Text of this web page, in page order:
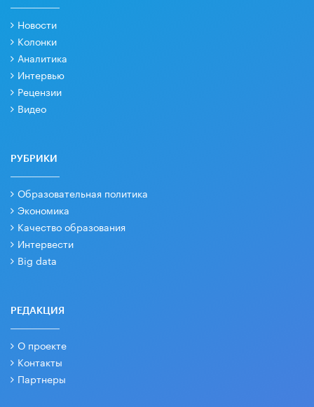
Новости
Колонки
Аналитика
Интервью
Рецензии
Видео
РУБРИКИ
Образовательная политика
Экономика
Качество образования
Интервести
Big data
РЕДАКЦИЯ
О проекте
Контакты
Партнеры